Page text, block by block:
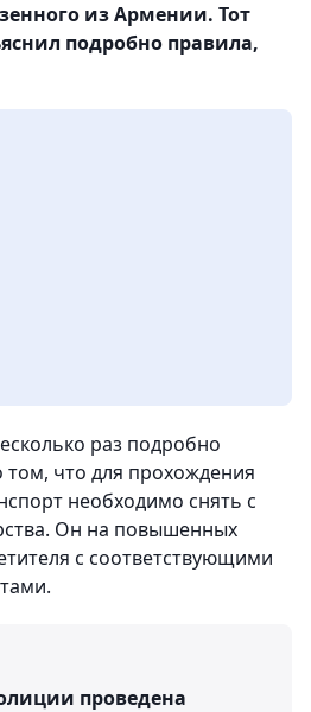
из Армении. Тот
подробно правила,
раз подробно
что для прохождения
необходимо снять с
Он на повышенных
с соответствующими
проведена